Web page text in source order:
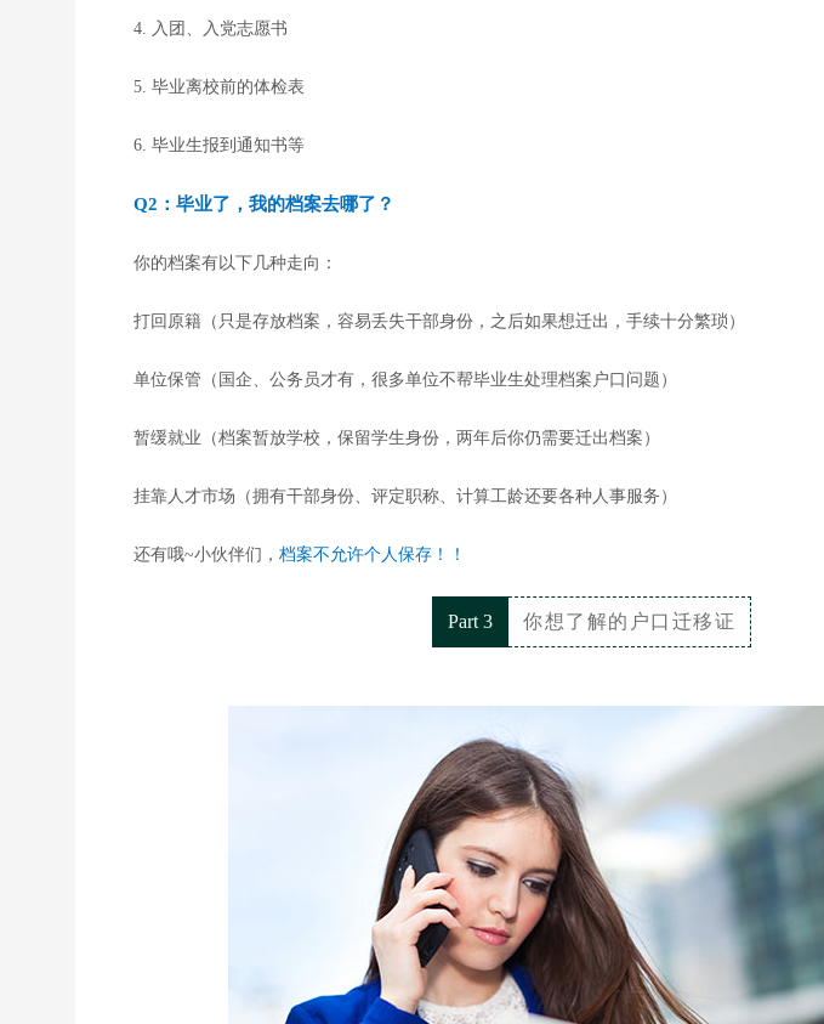
4. 入团、入党志愿书
5. 毕业离校前的体检表
6. 毕业生报到通知书等
Q2：毕业了，我的档案去哪了？
你的档案有以下几种走向：
打回原籍（只是存放档案，容易丢失干部身份，之后如果想迁出，手续十分繁琐）
单位保管（国企、公务员才有，很多单位不帮毕业生处理档案户口问题）
暂缓就业（档案暂放学校，保留学生身份，两年后你仍需要迁出档案）
挂靠人才市场（拥有干部身份、评定职称、计算工龄还要各种人事服务）
还有哦~小伙伴们， 档案不允许个人保存！！
Part 3 你想了解的户口迁移证